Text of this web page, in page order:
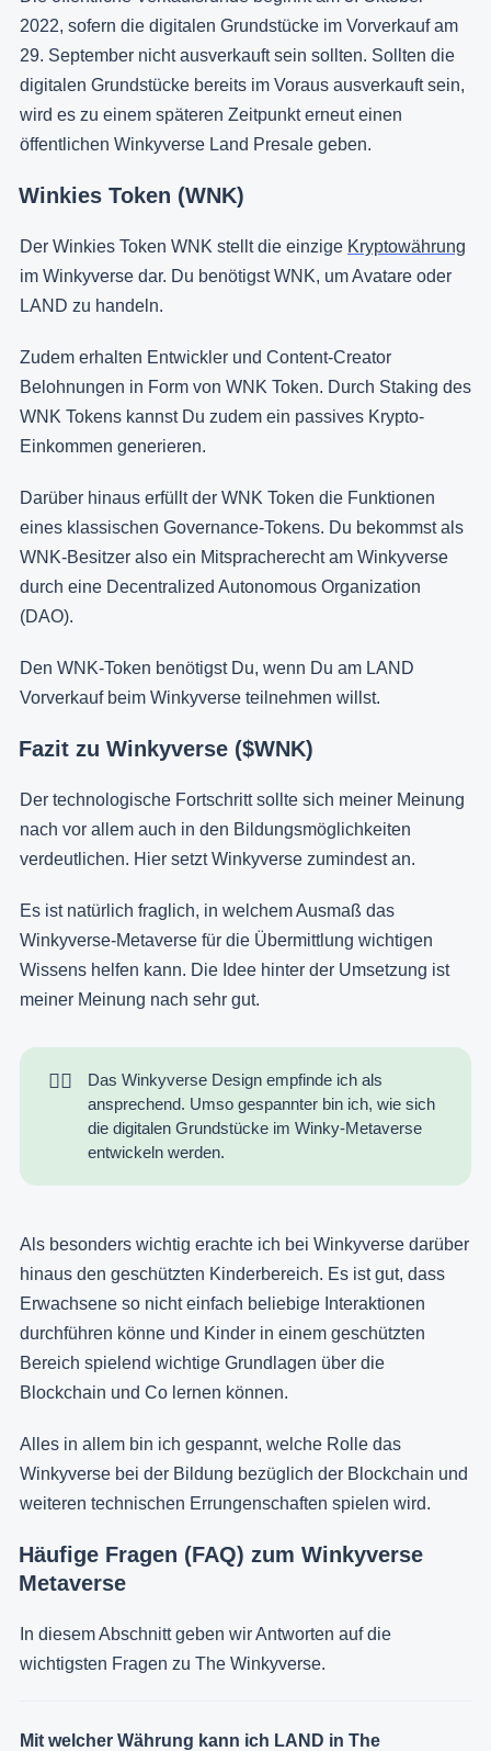
2022, sofern die digitalen Grundstücke im Vorverkauf am
29. September nicht ausverkauft sein sollten. Sollten die
digitalen Grundstücke bereits im Voraus ausverkauft sein,
wird es zu einem späteren Zeitpunkt erneut einen
öffentlichen Winkyverse Land Presale geben.
Winkies Token (WNK)
Der Winkies Token WNK stellt die einzige Kryptowährung
im Winkyverse dar. Du benötigst WNK, um Avatare oder
LAND zu handeln.
Zudem erhalten Entwickler und Content-Creator
Belohnungen in Form von WNK Token. Durch Staking des
WNK Tokens kannst Du zudem ein passives Krypto-
Einkommen generieren.
Darüber hinaus erfüllt der WNK Token die Funktionen
eines klassischen Governance-Tokens. Du bekommst als
WNK-Besitzer also ein Mitspracherecht am Winkyverse
durch eine Decentralized Autonomous Organization
(DAO).
Den WNK-Token benötigst Du, wenn Du am LAND
Vorverkauf beim Winkyverse teilnehmen willst.
Fazit zu Winkyverse ($WNK)
Der technologische Fortschritt sollte sich meiner Meinung
nach vor allem auch in den Bildungsmöglichkeiten
verdeutlichen. Hier setzt Winkyverse zumindest an.
Es ist natürlich fraglich, in welchem Ausmaß das
Winkyverse-Metaverse für die Übermittlung wichtigen
Wissens helfen kann. Die Idee hinter der Umsetzung ist
meiner Meinung nach sehr gut.
👍🏻
Das Winkyverse Design empfinde ich als
ansprechend. Umso gespannter bin ich, wie sich
die digitalen Grundstücke im Winky-Metaverse
entwickeln werden.
Als besonders wichtig erachte ich bei Winkyverse darüber
hinaus den geschützten Kinderbereich. Es ist gut, dass
Erwachsene so nicht einfach beliebige Interaktionen
durchführen könne und Kinder in einem geschützten
Bereich spielend wichtige Grundlagen über die
Blockchain und Co lernen können.
Alles in allem bin ich gespannt, welche Rolle das
Winkyverse bei der Bildung bezüglich der Blockchain und
weiteren technischen Errungenschaften spielen wird.
Häufige Fragen (FAQ) zum Winkyverse
Metaverse
In diesem Abschnitt geben wir Antworten auf die
wichtigsten Fragen zu The Winkyverse.
Mit welcher Währung kann ich LAND in The